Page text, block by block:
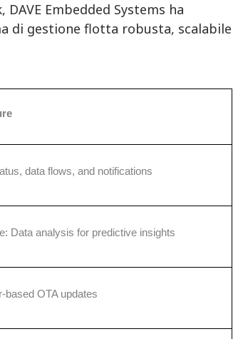
Embedded Systems ha
di gestione flotta robusta, scalabile
data flows, and notifications
Data analysis for predictive insights
based OTA updates